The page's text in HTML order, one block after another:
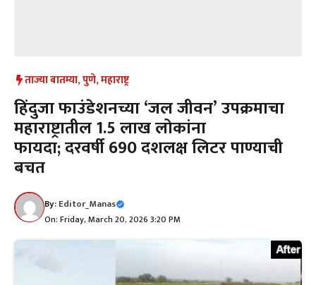
ताज्या बातम्या,पुणे,महाराष्ट्र
हिंदुजा फाउंडेशनच्या ‘जल जीवन’ उपक्रमाचा
महाराष्ट्रातील 1.5 लाख लोकांना
फायदा; दरवर्षी 690 दशलक्ष लिटर पाण्याची
बचत
By:Editor_Manas
On: Friday, March 20, 2026 3:20 PM